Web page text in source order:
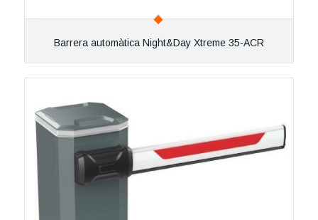
Barrera automàtica Night&Day Xtreme 35-ACR